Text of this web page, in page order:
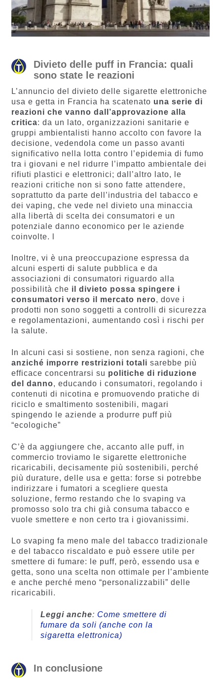
Divieto delle puff in Francia: quali
sono state le reazioni
L’annuncio del divieto delle sigarette elettroniche
usa e getta in Francia ha scatenato una serie di
reazioni che vanno dall’approvazione alla
critica: da un lato, organizzazioni sanitarie e
gruppi ambientalisti hanno accolto con favore la
decisione, vedendola come un passo avanti
significativo nella lotta contro l’epidemia di fumo
tra i giovani e nel ridurre l’impatto ambientale dei
rifiuti plastici e elettronici​​​​; dall’altro lato, le
reazioni critiche non si sono fatte attendere,
soprattutto da parte dell’industria del tabacco e
dei vaping, che vede nel divieto una minaccia
alla libertà di scelta dei consumatori e un
potenziale danno economico per le aziende
coinvolte. l
Inoltre, vi è una preoccupazione espressa da
alcuni esperti di salute pubblica e da
associazioni di consumatori riguardo alla
possibilità che il divieto possa spingere i
consumatori verso il mercato nero, dove i
prodotti non sono soggetti a controlli di sicurezza
e regolamentazioni, aumentando così i rischi per
la salute​​.
In alcuni casi si sostiene, non senza ragioni, che
anziché imporre restrizioni totali sarebbe più
efficace concentrarsi su politiche di riduzione
del danno, educando i consumatori, regolando i
contenuti di nicotina e promuovendo pratiche di
riciclo e smaltimento sostenibili, magari
spingendo le aziende a produrre puff più
“ecologiche”
C’è da aggiungere che, accanto alle puff, in
commercio troviamo le sigarette elettroniche
ricaricabili, decisamente più sostenibili, perché
più durature, delle usa e getta: forse si potrebbe
indirizzare i fumatori a scegliere questa
soluzione, fermo restando che lo svaping va
promosso solo tra chi già consuma tabacco e
vuole smettere e non certo tra i giovanissimi.
Lo svaping fa meno male del tabacco tradizionale
e del tabacco riscaldato e può essere utile per
smettere di fumare: le puff, però, essendo usa e
getta, sono una scelta non ottimale per l’ambiente
e anche perché meno “personalizzabili” delle
ricaricabili.
Leggi anche: Come smettere di
fumare da soli (anche con la
sigaretta elettronica)
In conclusione